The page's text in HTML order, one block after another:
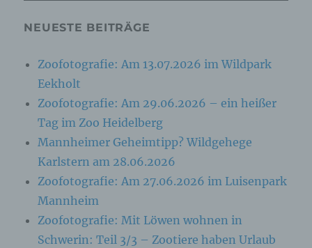
NEUESTE BEITRÄGE
Zoofotografie: Am 13.07.2026 im Wildpark
Eekholt
Zoofotografie: Am 29.06.2026 – ein heißer
Tag im Zoo Heidelberg
Mannheimer Geheimtipp? Wildgehege
Karlstern am 28.06.2026
Zoofotografie: Am 27.06.2026 im Luisenpark
Mannheim
Zoofotografie: Mit Löwen wohnen in
Schwerin: Teil 3/3 – Zootiere haben Urlaub
Datenbestand des für die Verarbeitung
Der für die Verarbeitung Verantwortliche erteilt
jeder betroffenen Person jederzeit auf Anfrage
Auskunft darüber, welche personenbezogenen
Daten über die betroffene Person gespeichert sind.
Ferner berichtigt oder löscht der für die
Verarbeitung Verantwortliche personenbezogene
Daten auf Wunsch oder Hinweis der betroffenen
Person, soweit dem keine gesetzlichen
Aufbewahrungspflichten entgegenstehen. Die
Gesamtheit der Mitarbeiter des für die Verarbeitung
diesem Zusammenhang als Ansprechpartner zur
Verfügung.